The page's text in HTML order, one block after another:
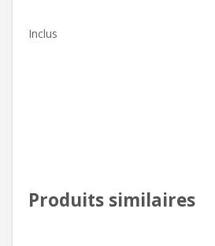
Inclus
Produits similaires